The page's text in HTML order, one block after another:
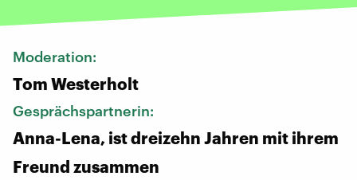
Moderation:
Tom Westerholt
Gesprächspartnerin:
Anna-Lena, ist dreizehn Jahren mit ihrem
Freund zusammen